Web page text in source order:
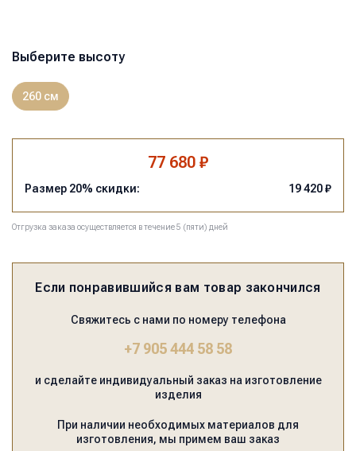
Выберите высоту
260 см
77 680 ₽
Размер 20% скидки: 19 420₽
Отгрузка заказа осуществляется в течение 5 (пяти) дней
Если понравившийся вам товар закончился
Свяжитесь с нами по номеру телефона
+7 905 444 58 58
и сделайте индивидуальный заказ на изготовление
изделия
При наличии необходимых материалов для
изготовления, мы примем ваш заказ